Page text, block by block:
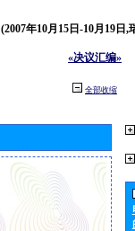
(2007年10月15日-10月19日,
«决议汇编»
全部收缩